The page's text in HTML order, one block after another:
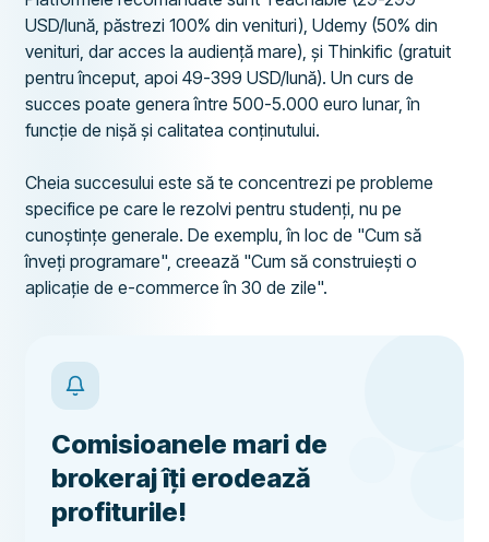
USD/lună, păstrezi 100% din venituri), Udemy (50% din
venituri, dar acces la audiență mare), și Thinkific (gratuit
pentru început, apoi 49-399 USD/lună). Un curs de
succes poate genera între 500-5.000 euro lunar, în
funcție de nișă și calitatea conținutului.
Cheia succesului este să te concentrezi pe probleme
specifice pe care le rezolvi pentru studenți, nu pe
cunoștințe generale. De exemplu, în loc de "Cum să
înveți programare", creează "Cum să construiești o
aplicație de e-commerce în 30 de zile".
Comisioanele mari de
brokeraj îți erodează
profiturile!